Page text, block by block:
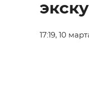
17:19, 10